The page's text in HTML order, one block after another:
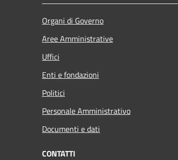
Organi di Governo
Aree Amministrative
Uffici
Enti e fondazioni
Politici
Personale Amministrativo
Documenti e dati
CONTATTI